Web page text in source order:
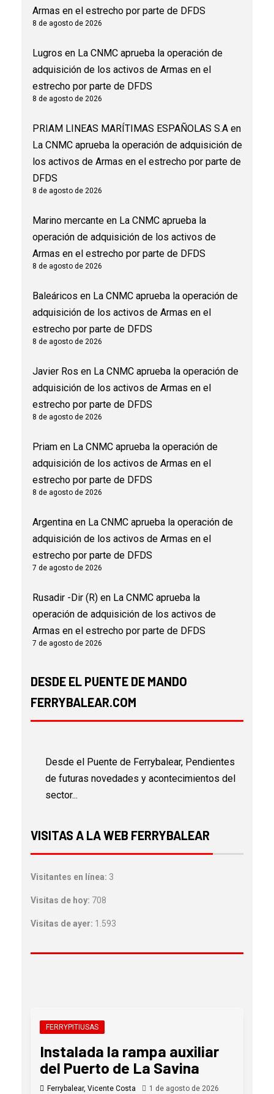
Armas en el estrecho por parte de DFDS
8 de agosto de 2026
Lugros en La CNMC aprueba la operación de
adquisición de los activos de Armas en el
estrecho por parte de DFDS
8 de agosto de 2026
PRIAM LINEAS MARÍTIMAS ESPAÑOLAS S.A en
La CNMC aprueba la operación de adquisición de
los activos de Armas en el estrecho por parte de
DFDS
8 de agosto de 2026
Marino mercante en La CNMC aprueba la
operación de adquisición de los activos de
Armas en el estrecho por parte de DFDS
8 de agosto de 2026
Baleáricos en La CNMC aprueba la operación de
adquisición de los activos de Armas en el
estrecho por parte de DFDS
8 de agosto de 2026
Javier Ros en La CNMC aprueba la operación de
adquisición de los activos de Armas en el
estrecho por parte de DFDS
8 de agosto de 2026
Priam en La CNMC aprueba la operación de
adquisición de los activos de Armas en el
estrecho por parte de DFDS
8 de agosto de 2026
Argentina en La CNMC aprueba la operación de
adquisición de los activos de Armas en el
estrecho por parte de DFDS
7 de agosto de 2026
Rusadir -Dir (R) en La CNMC aprueba la
operación de adquisición de los activos de
Armas en el estrecho por parte de DFDS
7 de agosto de 2026
DESDE EL PUENTE DE MANDO
FERRYBALEAR.COM
Desde el Puente de Ferrybalear, Pendientes
de futuras novedades y acontecimientos del
sector...
VISITAS A LA WEB FERRYBALEAR
Visitantes en línea: 3
Visitas de hoy: 708
Visitas de ayer: 1.593
FERRYPITIUSAS
Instalada la rampa auxiliar
del Puerto de La Savina
Ferrybalear, Vicente Costa
1 de agosto de 2026